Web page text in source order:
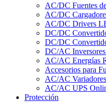
AC/DC Fuentes
AC/DC
AC/DC Drivers
DC/DC
DC/DC
DC/AC
AC/AC Energías
Accesorios para
AC/AC
AC/AC UPS
Protección